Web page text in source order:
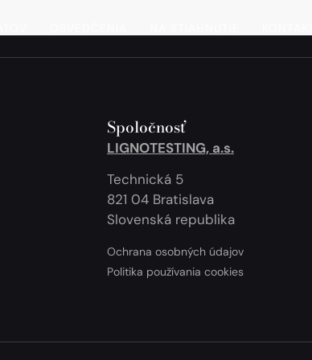
Spoločnosť
LIGNOTESTING, a.s.
Technická 5
821 04 Bratislava
Slovenská republika
Ochrana osobných údajov
Politika používania cookies